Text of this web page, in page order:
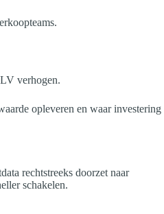
verhogen.
opleveren en waar investering
rechtstreeks doorzet naar
schakelen.